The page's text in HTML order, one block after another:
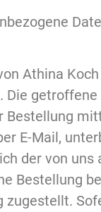
Athina
E-Mail,
der von
Bestellung